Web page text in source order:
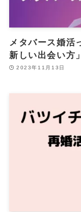
メタバース婚活
新しい出会い方
2023年11月13日